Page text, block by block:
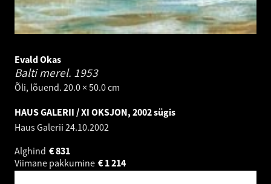
Evald Okas
Balti merel. 1953
Õli, lõuend. 20.0 × 50.0 cm
HAUS GALERII / XI OKSJON, 2002 sügis
Haus Galerii 24.10.2002
Alghind
831
€
Viimane pakkumine
1 214
€